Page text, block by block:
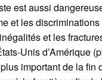
est aussi
et les
et les
Unis d’Amérique
important de la